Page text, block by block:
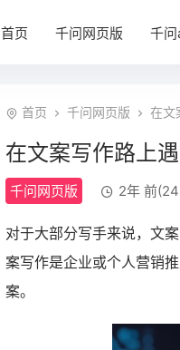
首页 千问网页版 千
首页 千问网页版 在文
在文案写作路上
千问网页版 2年 前
对于大部分写手来说，文
案写作是企业或个人营销
案。